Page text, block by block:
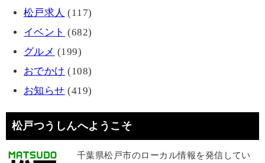
松戸求人 (117)
イベント (682)
グルメ (199)
おでかけ (108)
お知らせ (419)
松戸つうしんへようこそ
千葉県松戸市のローカル情報を発信してい